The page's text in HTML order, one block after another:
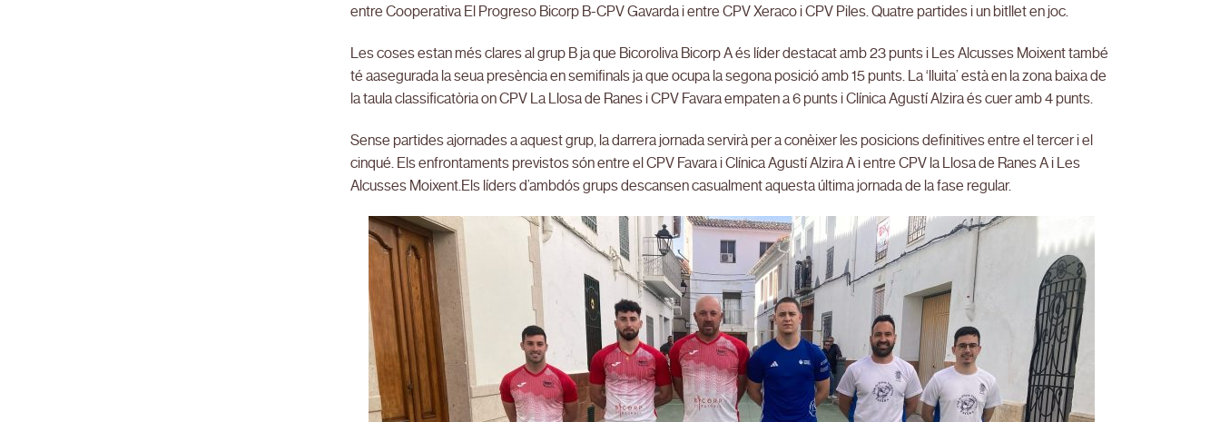
entre Cooperativa El Progreso Bicorp B-CPV Gavarda i entre CPV Xeraco i CPV Piles. Quatre partides i un bitllet en joc.
Les coses estan més clares al grup B ja que Bicoroliva Bicorp A és líder destacat amb 23 punts i Les Alcusses Moixent també
té aasegurada la seua presència en semifinals ja que ocupa la segona posició amb 15 punts. La ‘lluita’ està en la zona baixa de
la taula classificatòria on CPV La Llosa de Ranes i CPV Favara empaten a 6 punts i Clínica Agustí Alzira és cuer amb 4 punts.
Sense partides ajornades a aquest grup, la darrera jornada servirà per a conèixer les posicions definitives entre el tercer i el
cinqué. Els enfrontaments previstos són entre el CPV Favara i Clínica Agustí Alzira A i entre CPV la Llosa de Ranes A i Les
Alcusses Moixent.Els líders d’ambdós grups descansen casualment aquesta última jornada de la fase regular.